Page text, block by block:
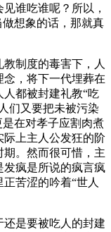
谁吃谁呢？所以，
想象的话，那就真
制度的毒害下，人
，将下一代埋葬在
都被封建礼教“吃
们又要把未被污染
在对孝子应割肉煮
际上主人公发狂的阶
。然而很可惜，主
发疯是所说的疯言疯
苦涩的吟着“世人
是要被吃人的封建